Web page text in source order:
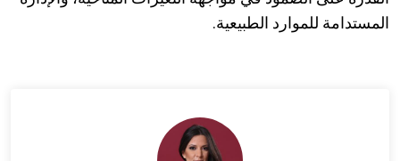
المستدامة للموارد الطبيعية.